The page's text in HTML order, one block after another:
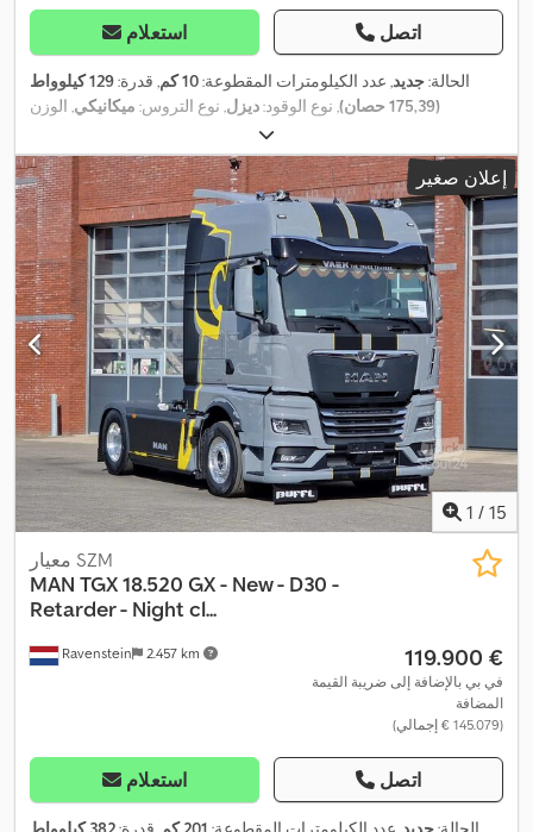
استعلام اتصل
الحالة:جديد, عدد الكيلومترات المقطوعة:10 كم , قدرة:
129 كيلوواط
(175,39 حصان)
, نوع الوقود:ديزل, نوع التروس: ميكانيكي, الوزن
, طول مساحة التحميل:
التحميل:2.180 مم , فئة الانبعاثات:يورو 6 , لون:أبيض, عدد المقاعد:3
,
معدات:برنامج الثبات الإلكتروني (ESP), تكييف الهواء, قفل مركزي,
مرشح السخام, نظام الفرامل المانعة للانغلاق (ABS), نظام الملاحة,
إعلان صغير
1 / 15
Ravenstein 2.457 km
معيار SZM
MAN TGX 18.520 GX - New - D30 -
Retarder - Night cl...
‏119.900 €
في بي بالإضافة إلى ضريبة القيمة
المضافة
(‏145.079 € إجمالي)
استعلام اتصل